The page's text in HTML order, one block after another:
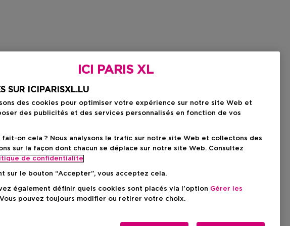
ICI PARIS XL
SUR ICIPARISXL.LU
des cookies pour optimiser votre expérience sur notre site Web et
des publicités et des services personnalisés en fonction de vos
fait-on cela ? Nous analysons le trafic sur notre site Web et collectons des
sur la façon dont chacun se déplace sur notre site Web. Consultez
de confidentialite
sur le bouton “Accepter”, vous acceptez cela.
également définir quels cookies sont placés via l'option Gérer les
pouvez toujours modifier ou retirer votre choix.